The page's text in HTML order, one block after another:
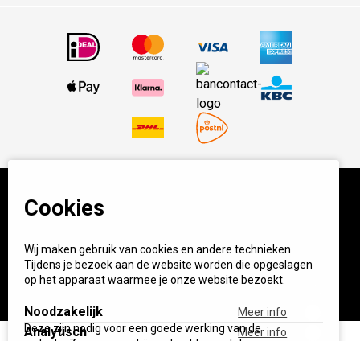
© BBQ Experience Center. Home of BBQ. Alle prijzen incl
BTW.Algemene voorwaarden
Privacy
Start your own BXC
Cookies
Wij maken gebruik van cookies en andere technieken.
Tijdens je bezoek aan de website worden die opgeslagen
op het apparaat waarmee je onze website bezoekt.
Noodzakelijk
Meer info
Deze zijn nodig voor een goede werking van de
Analytisch Meer info